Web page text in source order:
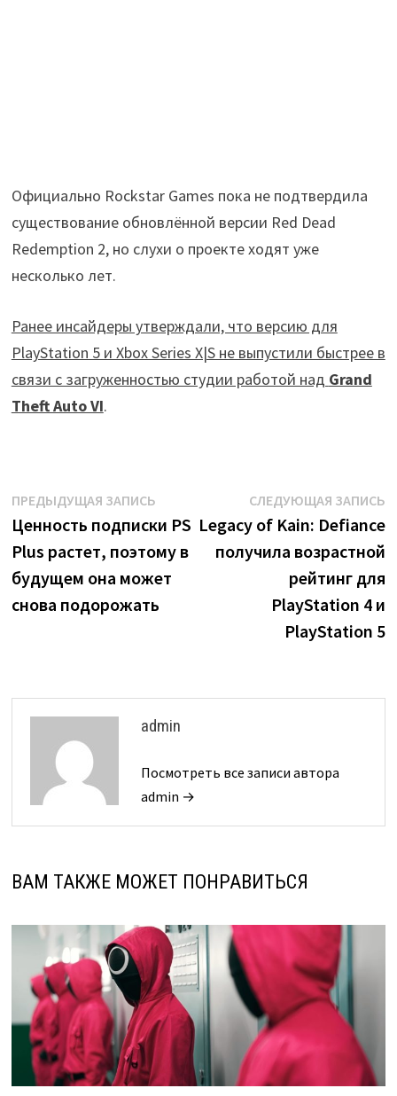
Официально Rockstar Games пока не подтвердила
существование обновлённой версии Red Dead
Redemption 2, но слухи о проекте ходят уже
несколько лет.
Ранее инсайдеры утверждали, что версию для
PlayStation 5 и Xbox Series X|S не выпустили быстрее в
связи с загруженностью студии работой над Grand
Theft Auto VI.
Навигация
по
записям
ПРЕДЫДУЩАЯ ЗАПИСЬПредыдущая
запись:
Ценность подписки PS
Plus растет, поэтому в
будущем она может
снова подорожать
СЛЕДУЮЩАЯ ЗАПИСЬ
Legacy of Kain: Defiance
получила возрастной
рейтинг для
PlayStation 4 и
PlayStation 5
admin
Посмотреть все записи автора
admin →
ВАМ ТАКЖЕ МОЖЕТ ПОНРАВИТЬСЯ